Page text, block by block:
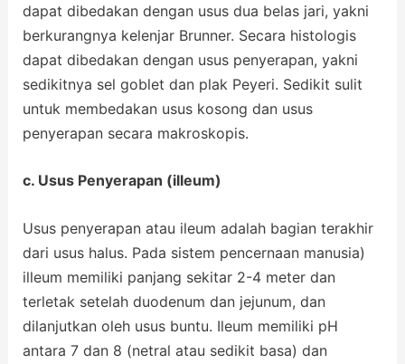
dapat dibedakan dengan usus dua belas jari, yakni
berkurangnya kelenjar Brunner. Secara histologis
dapat dibedakan dengan usus penyerapan, yakni
sedikitnya sel goblet dan plak Peyeri. Sedikit sulit
untuk membedakan usus kosong dan usus
penyerapan secara makroskopis.
c. Usus Penyerapan (illeum)
Usus penyerapan atau ileum adalah bagian terakhir
dari usus halus. Pada sistem pencernaan manusia)
illeum memiliki panjang sekitar 2-4 meter dan
terletak setelah duodenum dan jejunum, dan
dilanjutkan oleh usus buntu. Ileum memiliki pH
antara 7 dan 8 (netral atau sedikit basa) dan